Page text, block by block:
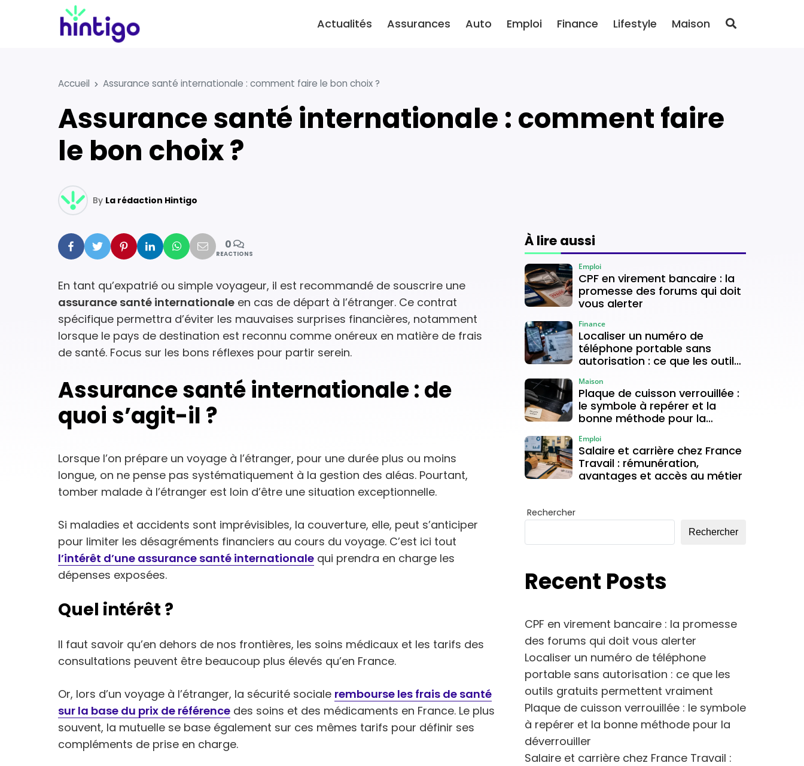
Actualités Assurances Auto Emploi Finance Lifestyle Maison
Accueil Assurance santé internationale : comment faire le bon choix ?
Assurance santé internationale : comment faire
le bon choix ?
By La rédaction Hintigo
Facebook
Twitter PinterestLinkedinWhatsapp
Mail0
REACTIONS
En tant qu’expatrié ou simple voyageur, il est recommandé de souscrire une
assurance santé internationale en cas de départ à l’étranger. Ce contrat
spécifique permettra d’éviter les mauvaises surprises financières, notamment
lorsque le pays de destination est reconnu comme onéreux en matière de frais
de santé. Focus sur les bons réflexes pour partir serein.
Assurance santé internationale : de
quoi s’agit-il ?
Lorsque l’on prépare un voyage à l’étranger, pour une durée plus ou moins
longue, on ne pense pas systématiquement à la gestion des aléas. Pourtant,
tomber malade à l’étranger est loin d’être une situation exceptionnelle.
Si maladies et accidents sont imprévisibles, la couverture, elle, peut s’anticiper
pour limiter les désagréments financiers au cours du voyage. C’est ici tout
l’intérêt d’une assurance santé internationale qui prendra en charge les
dépenses exposées.
Quel intérêt ?
Il faut savoir qu’en dehors de nos frontières, les soins médicaux et les tarifs des
consultations peuvent être beaucoup plus élevés qu’en France.
Or, lors d’un voyage à l’étranger, la sécurité sociale rembourse les frais de santé
sur la base du prix de référence des soins et des médicaments en France. Le plus
souvent, la mutuelle se base également sur ces mêmes tarifs pour définir ses
compléments de prise en charge.
À lire aussi
CPF en virement bancaire : la
promesse des forums qui doit
vous alerter
Emploi
Localiser un numéro de
téléphone portable sans
autorisation : ce que les outils
Finance
Plaque de cuisson verrouillée :
le symbole à repérer et la
bonne méthode pour la
Maison
Salaire et carrière chez France
Travail : rémunération,
avantages et accès au métier
Emploi
Rechercher
Rechercher
Recent Posts
CPF en virement bancaire : la promesse
des forums qui doit vous alerter
Localiser un numéro de téléphone
portable sans autorisation : ce que les
outils gratuits permettent vraiment
Plaque de cuisson verrouillée : le symbole
à repérer et la bonne méthode pour la
déverrouiller
Salaire et carrière chez France Travail :